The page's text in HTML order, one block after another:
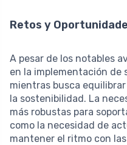
Retos y
A pesar de los notables
en la implementación de
mientras busca
la sostenibilidad. La
más robustas para
como la necesidad de
mantener el ritmo con